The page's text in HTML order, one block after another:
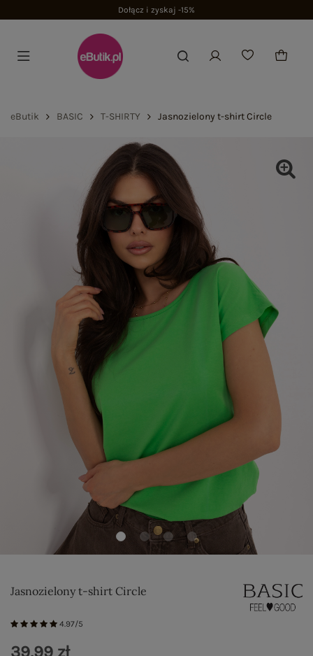
Dołącz i zyskaj -15%
eButik BASIC T-SHIRTY Jasnozielony t-shirt Circle
Jasnozielony t-shirt Circle
4.97/5
39,99 zł